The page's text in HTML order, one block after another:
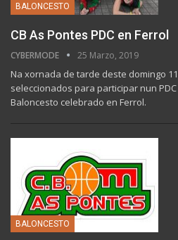
BALONCESTO
CB As Pontes PDC en Ferrol
CYBERMODE 25 Marzo, 2019
Na xornada de tarde deste domingo
seleccionados para participar nun
Baloncesto celebrado en Ferrol.
BALONCESTO